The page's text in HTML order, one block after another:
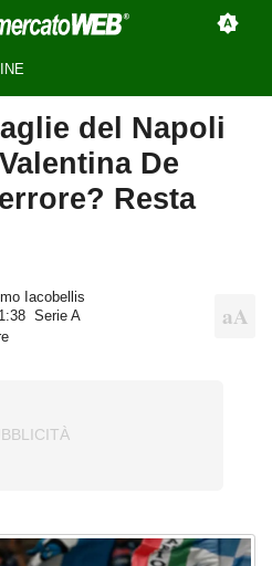
del Napoli
De
Resta
Iacobellis
Serie A